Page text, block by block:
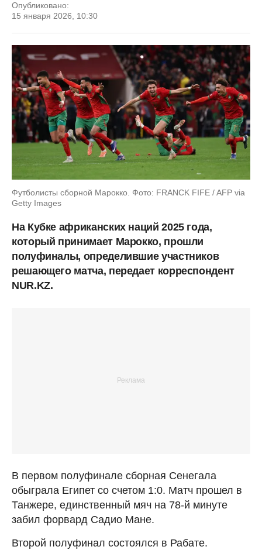
Опубликовано:
15 января 2026, 10:30
Футболисты сборной Марокко. Фото: FRANCK FIFE / AFP via
Getty Images
На Кубке африканских наций 2025 года,
который принимает Марокко, прошли
полуфиналы, определившие участников
решающего матча, передает корреспондент
NUR.KZ.
В первом полуфинале сборная Сенегала
обыграла Египет со счетом 1:0. Матч прошел в
Танжере, единственный мяч на 78-й минуте
забил форвард Садио Мане.
Второй полуфинал состоялся в Рабате.